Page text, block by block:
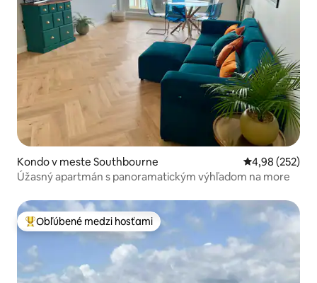
Kondo v meste Southbourne Priemerné
4,98 (252)
Úžasný apartmán s panoramatickým výhľadom na more
Najobľúbenejšie medzi hosťami
Obľúbené medzi hosťami